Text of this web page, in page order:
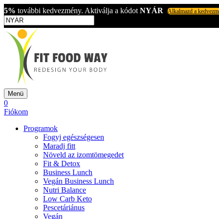
5% további kedvezmény. Aktiválja a kódot NYÁR Alkalmazd a
Menü
0
Fiókom
Programok
Fogyj egészségesen
Maradj fitt
Növeld az izomtömegedet
Fit & Detox
Business Lunch
Vegán Business Lunch
Nutri Balance
Low Carb Keto
Pescetáriánus
Vegán